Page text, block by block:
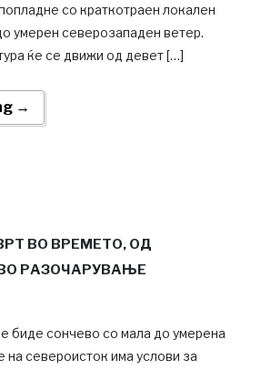
со краткотраен локален
умерен северозападен ветер.
ќе се движи од девет […]
→
ВО ВРЕМЕТО, ОД
РАЗОЧАРУВАЊЕ
биде сончево со мала до умерена
на североисток има услови за